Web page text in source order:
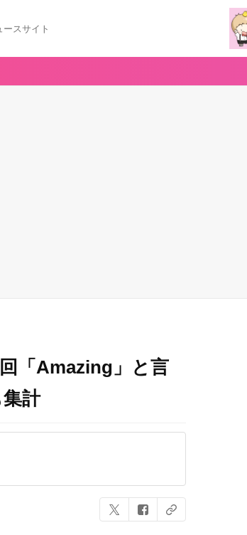
スサイト
「Amazing」と言
計